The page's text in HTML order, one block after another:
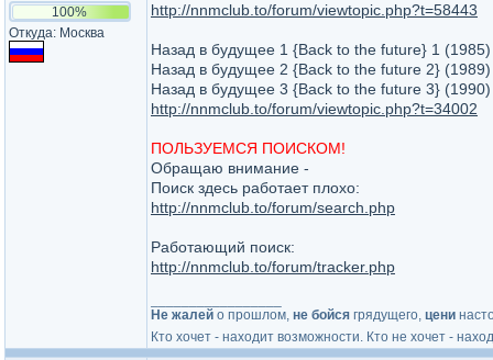
100%
Откуда: Москва
http://nnmclub.to/forum/viewtopic.php?t=58443
Назад в будущее 1 {Back to the future} 1
Назад в будущее 2 {Back to the future 2}
Назад в будущее 3 {Back to the future 3}
http://nnmclub.to/forum/viewtopic.php?t=34002
ПОЛЬЗУЕМСЯ ПОИСКОМ!
Обращаю внимание -
Поиск здесь работает плохо:
http://nnmclub.to/forum/search.php
Работающий поиск:
http://nnmclub.to/forum/tracker.php
Не жалей о прошлом, не бойся грядущего, цени
Кто хочет - находит возможности. Кто не хочет -